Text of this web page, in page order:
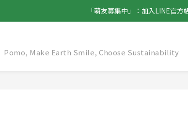
「萌友募集中」：加入LINE官
Pomo, Make Earth Smile, Choose Sustainability